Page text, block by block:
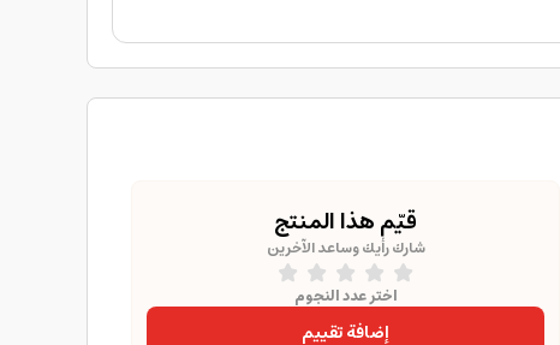
قيّم هذا المنتج
شارك رأيك وساعد الآخرين
اختر عدد النجوم
إضافة تقييم